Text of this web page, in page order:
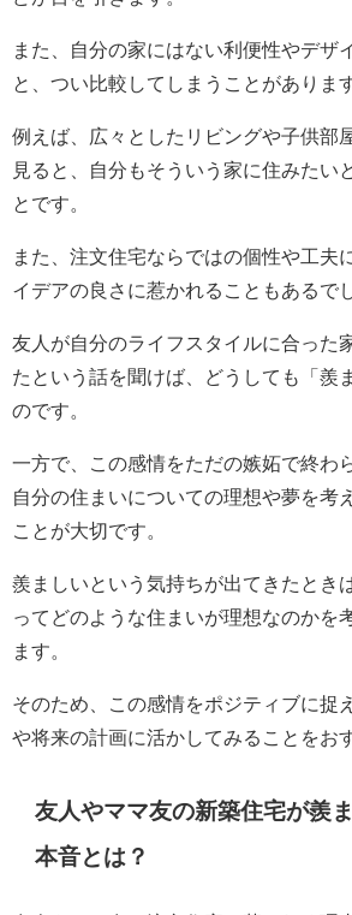
また、自分の家にはない利便性やデザ
と、つい比較してしまうことがありま
例えば、広々としたリビングや子供部
見ると、自分もそういう家に住みたい
とです。
また、注文住宅ならではの個性や工夫
イデアの良さに惹かれることもあるで
友人が自分のライフスタイルに合った
たという話を聞けば、どうしても「羨
のです。
一方で、この感情をただの嫉妬で終わ
自分の住まいについての理想や夢を考
ことが大切です。
羨ましいという気持ちが出てきたとき
ってどのような住まいが理想なのかを
ます。
そのため、この感情をポジティブに捉
や将来の計画に活かしてみることをお
友人やママ友の新築住宅が羨
本音とは？